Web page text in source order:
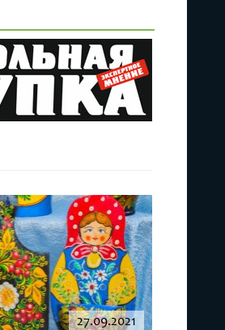
27.09.2021